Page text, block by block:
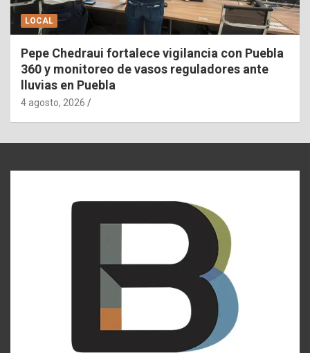
LOCAL
Pepe Chedraui fortalece vigilancia con Puebla
360 y monitoreo de vasos reguladores ante
lluvias en Puebla
4 agosto, 2026